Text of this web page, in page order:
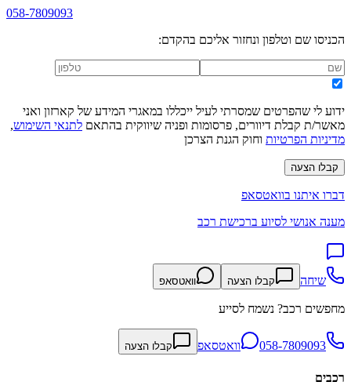
058-7809093
הכניסו שם וטלפון ונחזור אליכם בהקדם:
ידוע לי שהפרטים שמסרתי לעיל ייכללו במאגרי המידע של קארזון ואני
מאשר/ת קבלת דיוורים, פרסומות ופניה שיווקית בהתאם לתנאי השימוש,
מדיניות הפרטיות וחוק הגנת הצרכן
קבלו הצעה
דברו איתנו בוואטסאפ
מענה אנושי לסיוע ברכישת רכב
שיחה קבלו הצעה וואטסאפ
מחפשים רכב? נשמח לסייע
058-7809093 וואטסאפ קבלו הצעה
רכבים